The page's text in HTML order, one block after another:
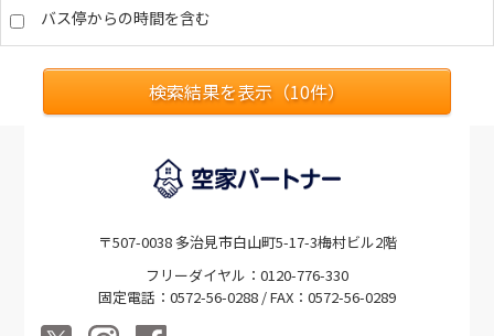
バス停からの時間を含む
検索結果を表示（10件）
〒507-0038 多治見市白山町5-17-3梅村ビル2階
フリーダイヤル：0120-776-330
固定電話：0572-56-0288 / FAX：0572-56-0289